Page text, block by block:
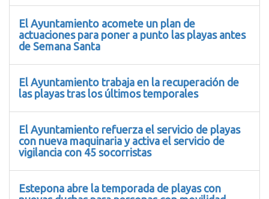
El Ayuntamiento acomete un plan de
actuaciones para poner a punto las playas antes
de Semana Santa
El Ayuntamiento trabaja en la recuperación de
las playas tras los últimos temporales
El Ayuntamiento refuerza el servicio de playas
con nueva maquinaria y activa el servicio de
vigilancia con 45 socorristas
Estepona abre la temporada de playas con